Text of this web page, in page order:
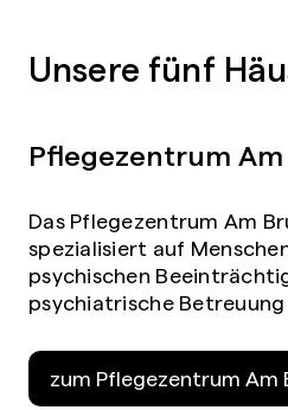
Unsere fünf
Pflegezentrum
Das Pflegezentrum Am
spezialisiert auf
psychischen
psychiatrische Betreuung
zum Pflegezentrum Am